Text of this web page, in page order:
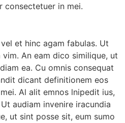
consectetuer in mei.
et hinc agam fabulas. Ut
An eam dico similique, ut
ea. Cu omnis consequat
dicant definitionem eos
Al alit emnos lnipedit ius,
audiam invenire iracundia
ut sint posse sit, eum sumo